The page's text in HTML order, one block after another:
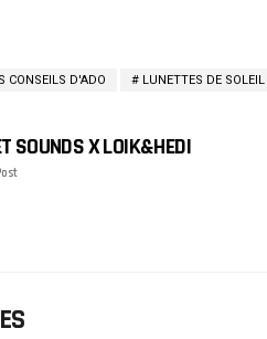
CONSEILS D'ADO LUNETTES DE SOLEIL
SOUNDS X LOIK&HEDI